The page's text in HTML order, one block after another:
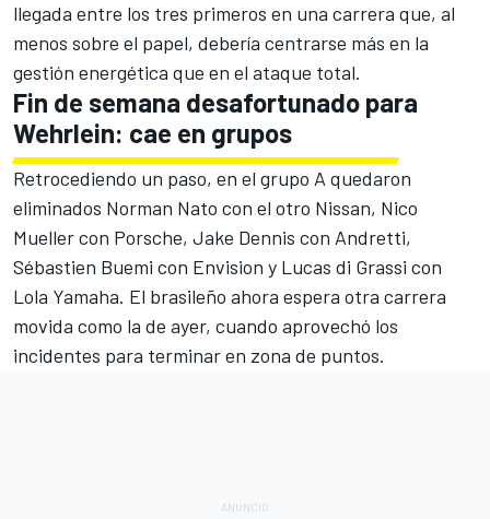
llegada entre los tres primeros en una carrera que, al
menos sobre el papel, debería centrarse más en la
gestión energética que en el ataque total.
Fin de semana desafortunado para
Wehrlein: cae en grupos
Retrocediendo un paso, en el grupo A quedaron
eliminados Norman Nato con el otro Nissan, Nico
Mueller con Porsche, Jake Dennis con Andretti,
Sébastien Buemi con Envision y Lucas di Grassi con
Lola Yamaha. El brasileño ahora espera otra carrera
movida como la de ayer, cuando aprovechó los
incidentes para terminar en zona de puntos.